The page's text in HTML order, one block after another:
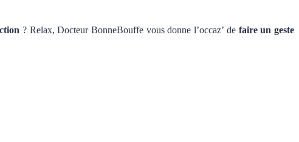
? Relax, Docteur BonneBouffe vous donne l’occaz’ de faire un geste